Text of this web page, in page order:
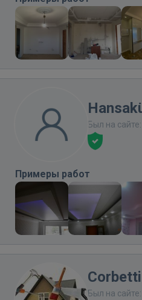
Был на
Примеры работ
Corbetti
Был на